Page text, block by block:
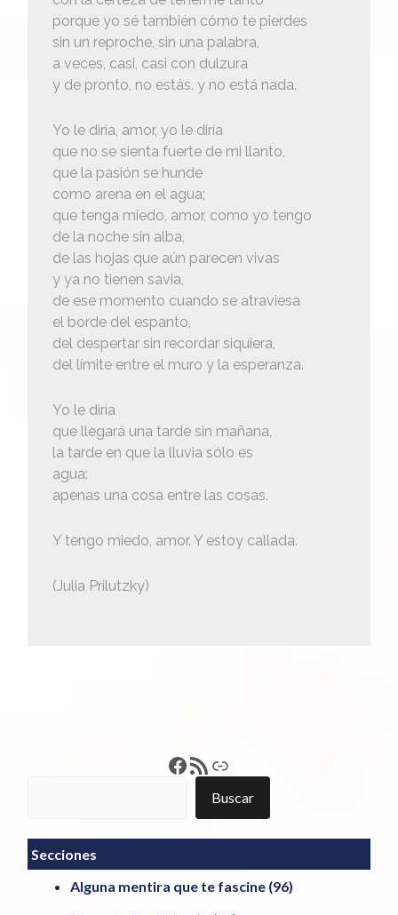
porque yo sé también cómo te pierdes
sin un reproche, sin una palabra,
a veces, casi, casi con dulzura
y de pronto, no estás. y no está nada.
Yo le diría, amor, yo le diría
que no se sienta fuerte de mi llanto,
que la pasión se hunde
como arena en el agua;
que tenga miedo, amor, como yo tengo
de la noche sin alba,
de las hojas que aún parecen vivas
y ya no tienen savia,
de ese momento cuando se atraviesa
el borde del espanto,
del despertar sin recordar siquiera,
del límite entre el muro y la esperanza.
Yo le diría
que llegará una tarde sin mañana,
la tarde en que la lluvia sólo es
agua:
apenas una cosa entre las cosas.
Y tengo miedo, amor. Y estoy callada.
(Julia Prilutzky)
Francisco Pérez
Feed RSSEnlace
Buscar
Secciones
Alguna mentira que te fascine (96)